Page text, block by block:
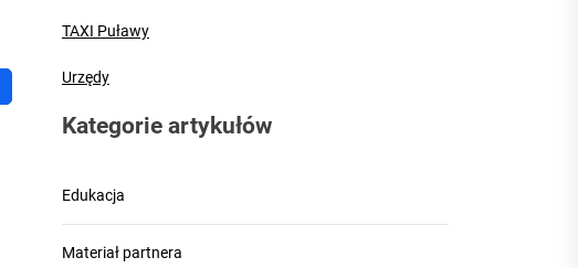
TAXI Puławy
Urzędy
Kategorie artykułów
Edukacja
Materiał partnera